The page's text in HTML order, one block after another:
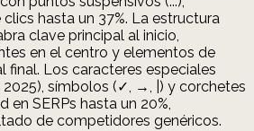
hasta un 37%. La estructura
clave principal al inicio,
en el centro y elementos de
final. Los caracteres especiales
2025), símbolos (✓, →, |) y corchetes
en SERPs hasta un 20%,
de competidores genéricos.